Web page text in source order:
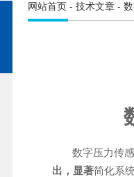
网站首页 - 技术文章 -
数字压力传
出，显著简化系